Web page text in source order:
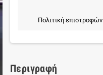
Πολιτική επιστροφών
Περιγραφή